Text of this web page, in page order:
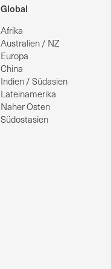
Global
Afrika
Australien / NZ
Europa
China
Indien / Südasien
Lateinamerika
Naher Osten
Südostasien